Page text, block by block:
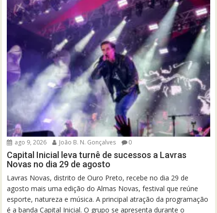
ago 9, 2026 João B. N. Gonçalves 0
Capital Inicial leva turnê de sucessos a Lavras
Novas no dia 29 de agosto
Lavras Novas, distrito de Ouro Preto, recebe no dia 29 de
agosto mais uma edição do Almas Novas, festival que reúne
esporte, natureza e música. A principal atração da programação
é a banda Capital Inicial. O grupo se apresenta durante o